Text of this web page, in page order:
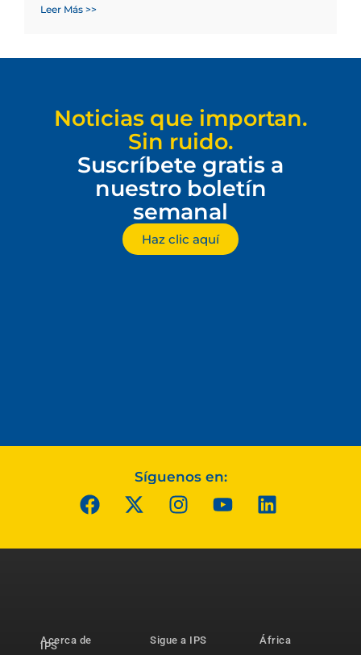
Leer Más >>
Noticias que importan.
Sin ruido.
Suscríbete gratis a
nuestro boletín
semanal
Haz clic aquí
Síguenos en:
Acerca de
IPS
Sigue a IPS
África